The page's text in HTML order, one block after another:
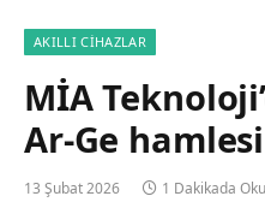
AKILLI CIHAZLAR
MİA
Ar-Ge hamlesi
13 Şubat 2026 1 Dakikada